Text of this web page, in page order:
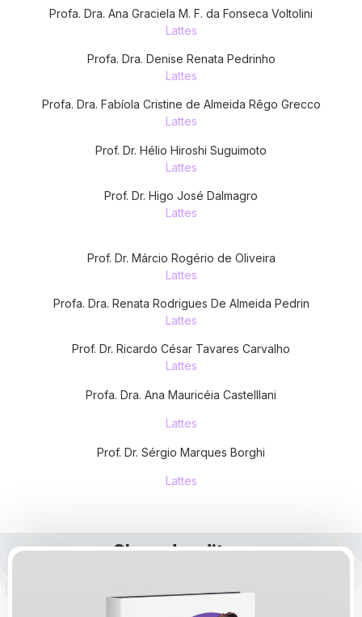
Profa. Dra. Ana Graciela M. F. da Fonseca Voltolini
Lattes
Profa. Dra. Denise Renata Pedrinho
Lattes
Profa. Dra. Fabíola Cristine de Almeida Rêgo Grecco
Lattes
Prof. Dr. Hélio Hiroshi Suguimoto
Lattes
Prof. Dr. Higo José Dalmagro
Lattes
Prof. Dr. Márcio Rogério de Oliveira
Lattes
Profa. Dra. Renata Rodrigues De Almeida Pedrin
Lattes
Prof. Dr. Ricardo César Tavares Carvalho
Lattes
Profa. Dra. Ana Mauricéia Castelllani
Lattes
Prof. Dr. Sérgio Marques Borghi
Lattes
Obras da editora